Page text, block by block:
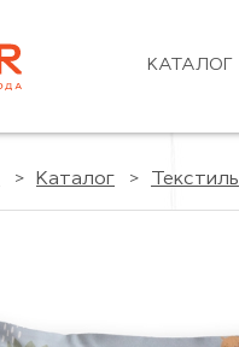
КАТАЛОГ
Каталог Текстиль